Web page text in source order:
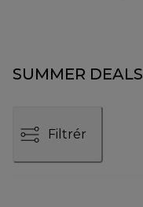
SUMMER DEALS
Filtrér